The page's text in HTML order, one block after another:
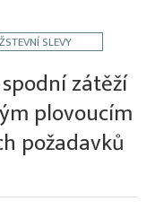
SLEVY
zátěží
plovoucím
požadavků